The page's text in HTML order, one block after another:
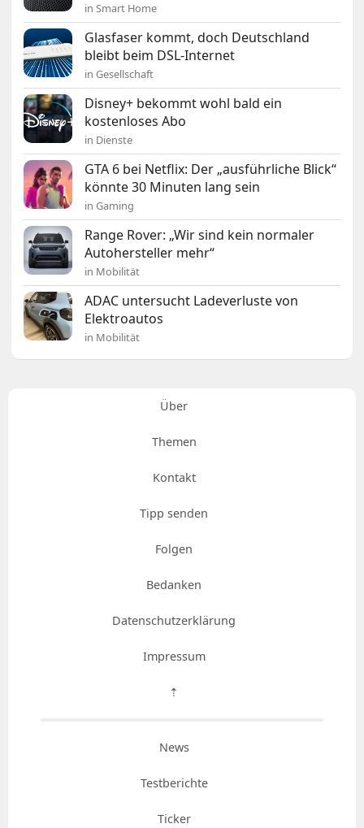
in Smart Home
Glasfaser kommt, doch Deutschland
bleibt beim DSL-Internet
in Gesellschaft
Disney+ bekommt wohl bald ein
kostenloses Abo
in Dienste
GTA 6 bei Netflix: Der „ausführliche Blick“
könnte 30 Minuten lang sein
in Gaming
Range Rover: „Wir sind kein normaler
Autohersteller mehr“
in Mobilität
ADAC untersucht Ladeverluste von
Elektroautos
in Mobilität
Über
Themen
Kontakt
Tipp senden
Folgen
Bedanken
Datenschutzerklärung
Impressum
⇡
News
Testberichte
Ticker